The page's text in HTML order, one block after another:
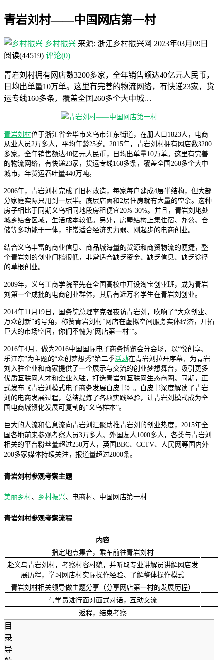
青岩刘村——中国网店第一村
乡村振兴 来源: 浙江乡村振兴网 2023年03月09日
阅读(44519) 评论(0)
青岩刘村拥有网店数3200多家，全年销售额达40亿元人民币，
日均出单量10万单。这里有完善的物流网络，有快递23家，货
运专线160多条，覆盖全国260多个大中城…
青岩刘村位于浙江省金华市义乌市江东街道，在册人口1823人，电商
从业人员2万多人，平均年龄25岁。2015年，青岩刘村拥有网店数3200
多家，全年销售额达40亿元人民币，日均出单量10万单。这里有完善
的物流网络，有快递23家，货运专线160多条，覆盖全国260多个大中
城市，年货运吞吐量440万吨。
2006年，青岩刘村完成了旧村改造，每家每户建成4层半结构，但大部
分家庭实际只用到一层半。底层店面和2层住房就有大量的空余。这种
房子相比于同期义乌相同地段房租便宜20%-30%。并且，青岩刘地处
城乡结合区域，生活成本较低。另外，房屋结构上集住宿、办公、仓
储等多功能于一体，非常适合经济实力弱、刚起步的电商创业。
结合义乌丰富的商业信息、商品城海量的货源和商贸物流的便捷，整
个青岩刘的创业门槛很低，非常适合缺乏资金、缺乏信息、缺乏途径
的草根创业。
2009年，义乌工商学院率先在全国高校中开设淘宝创业班，成为青岩
刘第一个成批的电商创业群体，其后有近万名学生在青岩刘创业。
2014年11月19日，国务院总理李克强夜访青岩刘，吹响了“大众创业、
万众创新”的号角，称赞青岩刘村“网店在虚拟空间服务实体经济，开拓
巨大的市场空间，你们不愧为‘网店第一村’”。
2016年4月，做为2016中国国际电子商务博览会分会场，以“悦创享、
乐江东”为主题的“众创梦想秀”第二季活动在青岩刘拉开序幕，为青岩
刘入驻企业和商家提供了一个展示与交流的创业梦想舞台，吸引更多
优质互联网人才和企业入驻，打造青岩刘互联网生态商圈。同期，正
式发布《青岩刘模式电子商务发展白皮书》。白皮书深度解读了青岩
刘的电商发展过程，总结提炼了各项实践经验，让青岩刘模式成为全
国电商城镇化发展可复制的“义乌样本”。
巨大的人流和信息流向青岩刘汇聚助推青岩刘的创业热度，2015年全
国各地前来参观考察人员3万多人、外国友人1000多人，各类与青岩刘
相关的平台粉丝量超过250万人，英国BBC、CCTV、人民网等国内外
200多家媒体持续关注，报道量超过2000条。
青岩刘村参观考察主题
美丽乡村、 乡村振兴、电商村、中国网店第一村
青岩刘村参观考察流程
内容
指定地点集合，乘车前往青岩刘村
赴义乌青岩刘村，考察村容村貌，并听取专业讲解员讲解网店发
展历程，学习网店村实际操作经验、了解整体操作模式
青岩刘村相关领导做主题分享（分享网店第一村的发展历程）
与学员进行面对面式对话，互动交流
返程，结束考察
目
录
导